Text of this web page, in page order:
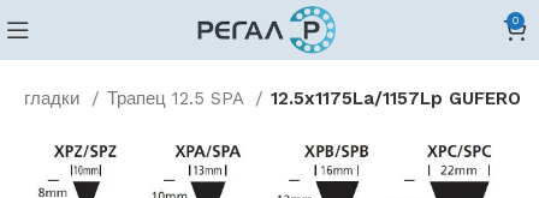
0
гладки Трапец 12.5 SPA 12.5x1175La/1157Lp GUFERO